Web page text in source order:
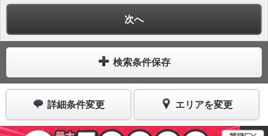
次へ
検索条件保存
詳細条件変更 エリアを変更